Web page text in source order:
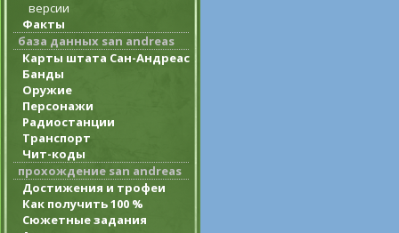
версии
Факты
база данных san andreas
Карты штата Сан-Андреас
Банды
Оружие
Персонажи
Радиостанции
Транспорт
Чит-коды
прохождение san andreas
Достижения и трофеи
Как получить 100 %
Сюжетные задания